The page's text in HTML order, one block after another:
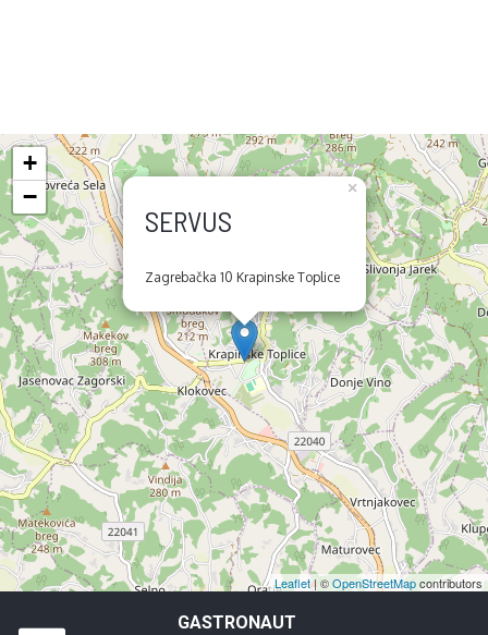
SERVUS
Zagrebačka 10 Krapinske Toplice
×
+
−
Leaflet| ©OpenStreetMapcontributors
GASTRONAUT